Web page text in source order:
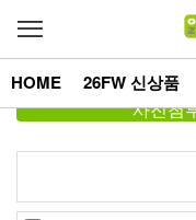
HOME 26FW 신상품
첨부파일
사진첨